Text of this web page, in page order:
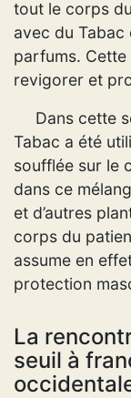
tout le corps
avec du Tabac
parfums.
revigorer et
Dans cette
Tabac a été
soufflée sur le
dans ce
et d’autres
corps du
assume en
protection
La
seuil à